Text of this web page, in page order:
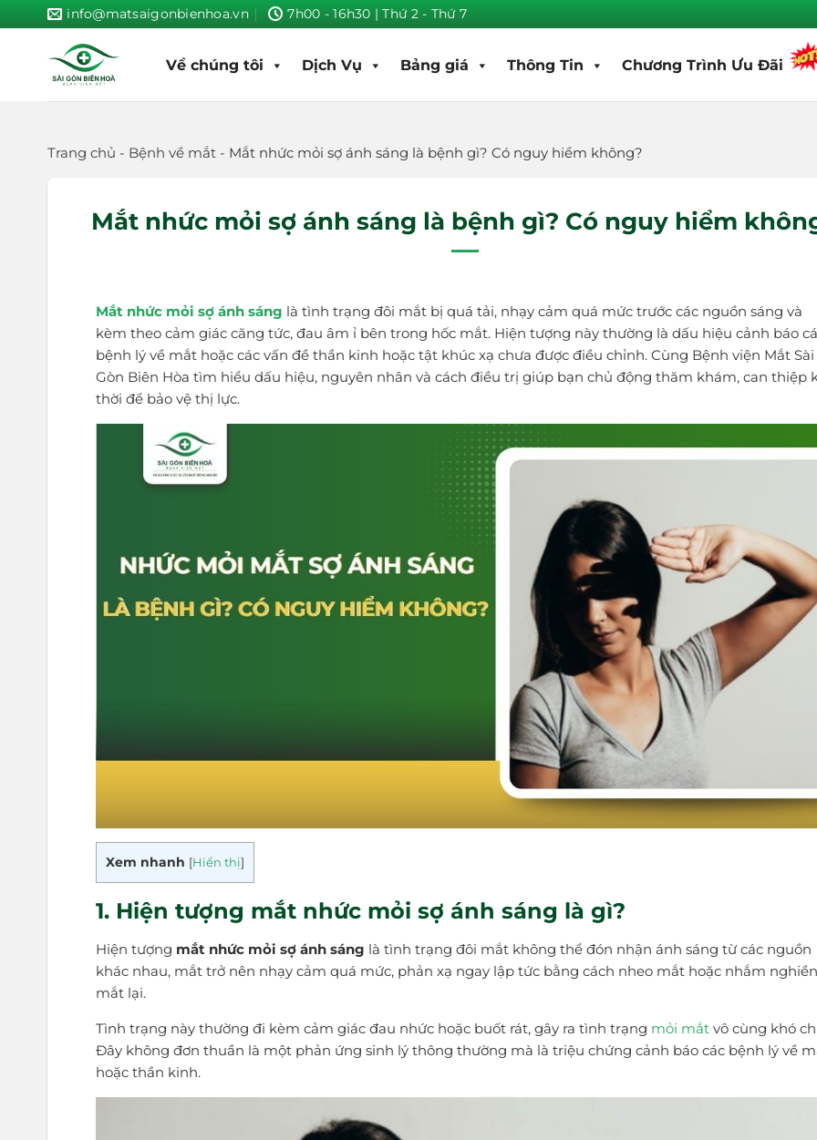
to
content
info@matsaigonbienhoa.vn 7h00 - 16h30 | Thứ 2 - Thứ 7
Về chúng tôi Dịch Vụ Bảng giá Thông Tin Chương Trình Ưu Đãi
Trang chủ - Bệnh về mắt - Mắt nhức mỏi sợ ánh sáng là bệnh gì? Có nguy hiểm không?
Mắt nhức mỏi sợ ánh sáng là bệnh gì? Có nguy hiểm
Mắt nhức mỏi sợ ánh sáng là tình trạng đôi mắt bị quá tải, nhạy cảm quá mức trước các nguồn sáng và
kèm theo cảm giác căng tức, đau âm ỉ bên trong hốc mắt. Hiện tượng này thường là dấu hiệu cảnh báo
bệnh lý về mắt hoặc các vấn đề thần kinh hoặc tật khúc xạ chưa được điều chỉnh. Cùng Bệnh viện Mắt Sài
Gòn Biên Hòa tìm hiểu dấu hiệu, nguyên nhân và cách điều trị giúp bạn chủ động thăm khám, can thiệp
thời để bảo vệ thị lực.
Xem nhanh [Hiển thị]
1. Hiện tượng mắt nhức mỏi sợ ánh sáng là gì?
Hiện tượng mắt nhức mỏi sợ ánh sáng là tình trạng đôi mắt không thể đón nhận ánh sáng từ các nguồn
khác nhau, mắt trở nên nhạy cảm quá mức, phản xạ ngay lập tức bằng cách nheo mắt hoặc nhắm
mắt lại.
Tình trạng này thường đi kèm cảm giác đau nhức hoặc buốt rát, gây ra tình trạng mỏi mắt vô cùng khó
Đây không đơn thuần là một phản ứng sinh lý thông thường mà là triệu chứng cảnh báo các bệnh lý về
hoặc thần kinh.